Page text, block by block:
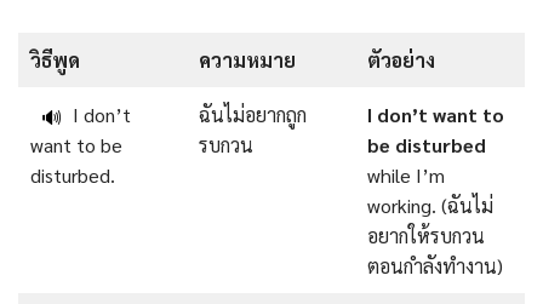
วิธีพูด ความหมาย ตัวอย่าง
🔊 I don’t
want to be
disturbed.
ฉันไม่อยากถูก
รบกวน
I don’t want to
be disturbed
while I’m
working. (ฉันไม่
อยากให้รบกวน
ตอนกำลังทำงาน)